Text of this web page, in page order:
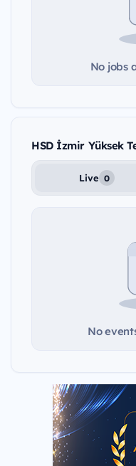
No jobs
HSD İzmir Yüksek
Live 0
No